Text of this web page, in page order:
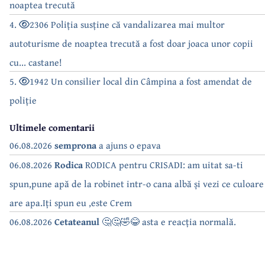
noaptea trecută
4.
2306 Poliția susține că vandalizarea mai multor
autoturisme de noaptea trecută a fost doar joaca unor copii
cu... castane!
5.
1942 Un consilier local din Câmpina a fost amendat de
poliție
Ultimele comentarii
06.08.2026 sempronaa ajuns o epava
06.08.2026 RodicaRODICA pentru CRISADI: am uitat sa-ti
spun,pune apă de la robinet intr-o cana albă și vezi ce culoare
are apa.Iți spun eu ,este Crem
06.08.2026 Cetateanul 🤔🤔🤣😂 asta e reacția normală.